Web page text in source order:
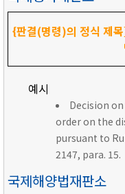
{판결(명령)의 정식 제
예시
Decision
order on the
pursuant to
2147, para. 15.
국제해양법재판소